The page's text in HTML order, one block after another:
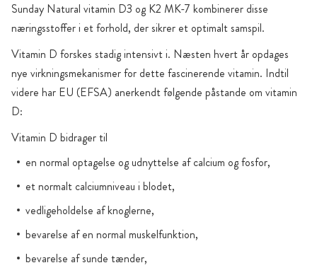
Sunday Natural vitamin D3 og K2 MK-7 kombinerer disse
næringsstoffer i et forhold, der sikrer et optimalt samspil.
Vitamin D forskes stadig intensivt i. Næsten hvert år opdages
nye virkningsmekanismer for dette fascinerende vitamin. Indtil
videre har EU (EFSA) anerkendt følgende påstande om vitamin
D:
Vitamin D bidrager til
en normal optagelse og udnyttelse af calcium og fosfor,
et normalt calciumniveau i blodet,
vedligeholdelse af knoglerne,
bevarelse af en normal muskelfunktion,
bevarelse af sunde tænder,